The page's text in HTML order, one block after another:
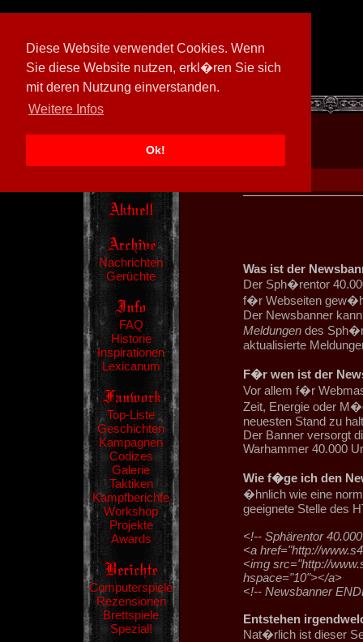
Diese Website verwendet Cookies. Wenn
Sie diese Website nutzen, erkl�ren Sie sich
mit deren Nutzung einverstanden.
Weitere Infos
Ok!
[ 602026/M3]
Nachrichten
Gerüchte
FAQ
Historie
Inspirationen
Lexicanum
Top-Liste
Geschichten
Kampagnen
Codizes
Galerie
Taktiken
Kampfberichte
Workshop
Projekte
Awards
Computerspiele
Rezensionen
Brettspiele
Spezial!
Was ist der
Der Sph�rentor
f�r Webseiten
Der Newsbanner
Meldungendes
aktualisierte
F�r wen ist der
Vor allem f�r
Zeit, Energie oder
neuesten Stand zu
Der Banner versorgt
Warhammer 40.000
Wie f�ge ich den
�hnlich wie eine
geeignete Stelle des
<!-- Sphärentor
<a href="http://
<img src="http://
hspace="10"></a>
<!-- Newsbanner
Entstehen
Nat�rlich ist dieser